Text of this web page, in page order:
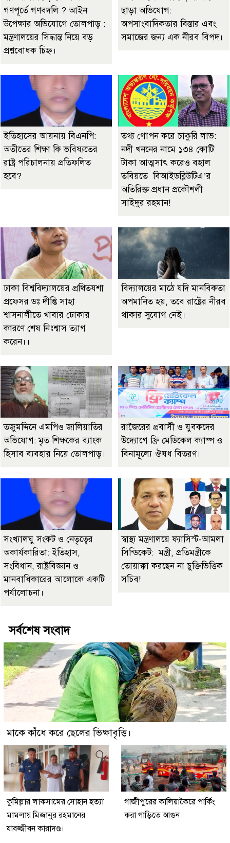
গণপূর্তে গণবদলি ? আইন
উপেক্ষার অভিযোগে তোলপাড় :
মন্ত্রণালয়ের সিদ্ধান্ত নিয়ে বড়
প্রশ্নবোধক চিহ্ন।
ছাড়া অভিযোগ:
অপসাংবাদিকতার বিস্তার এবং
সমাজের জন্য এক নীরব বিপদ।
ইতিহাসের আয়নায় বিএনপি:
অতীতের শিক্ষা কি ভবিষ্যতের
রাষ্ট্র পরিচালনায় প্রতিফলিত
হবে?
তথ্য গোপন করে চাকুরি লাভ:
নদী খননের নামে ১৩৪ কোটি
টাকা আত্মসাৎ করেও বহাল
তবিয়তে বিআইডব্লিউটিএ’র
অতিরিক্ত প্রধান প্রকৌশলী
সাইদুর রহমান!
ঢাকা বিশ্ববিদ্যালয়ের প্রথিতযশা
প্রফেসর ডঃ দীপ্তি সাহা
শ্বাসনালীতে খাবার ঢোকার
কারণে শেষ নিঃশ্বাস ত্যাগ
করেন।।
বিদ্যালয়ের মাঠে যদি মানবিকতা
অপমানিত হয়, তবে রাষ্ট্রের নীরব
থাকার সুযোগ নেই।
তজুমদ্দিনে এমপিও জালিয়াতির
অভিযোগ: মৃত শিক্ষকের ব্যাংক
হিসাব ব্যবহার নিয়ে তোলপাড়।
রাজৈরের‌ প্রবাসী ও যুবকদের
উদ্যোগে ফ্রি মেডিকেল ক্যাম্প ও
বিনামূল্যে ঔষধ বিতরণ।
সংখ্যালঘু সংকট ও নেতৃত্বের
অকার্যকারিতা: ইতিহাস,
সংবিধান, রাষ্ট্রবিজ্ঞান ও
মানবাধিকারের আলোকে একটি
পর্যালোচনা।
স্বাস্থ্য মন্ত্রণালয়ে ফ্যাসিস্ট-আমলা
সিন্ডিকেট: মন্ত্রী, প্রতিমন্ত্রীকে
তোয়াক্কা করছেন না চুক্তিভিত্তিক
সচিব!
সর্বশেষ সংবাদ
মাকে কাঁধে করে ছেলের ভিক্ষাবৃত্তি।
কুমিল্লার লাকসামের সোহান হত্যা
মামলায় মিজানুর রহমানের
যাবজ্জীবন কারাদণ্ড।
গাজীপুরের কালিয়াকৈরে পার্কিং
করা গাড়িতে আগুন।